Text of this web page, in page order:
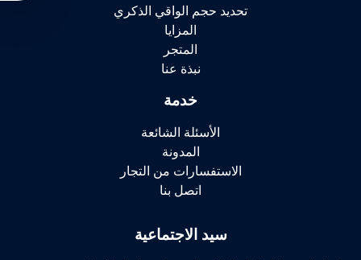
تحديد حجم الواقي الذكري
المزايا
المتجر
نبذة عنا
خدمة
الأسئلة الشائعة
المدونة
الاستفسارات من التجار
اتصل بنا
سيد الاجتماعية